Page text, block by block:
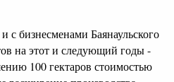
с бизнесменами Баянаульского
на этот и следующий годы -
100 гектаров стоимостью